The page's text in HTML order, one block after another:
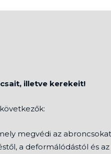
illetve kerekeit!
megvédi az
a deformálódástól és